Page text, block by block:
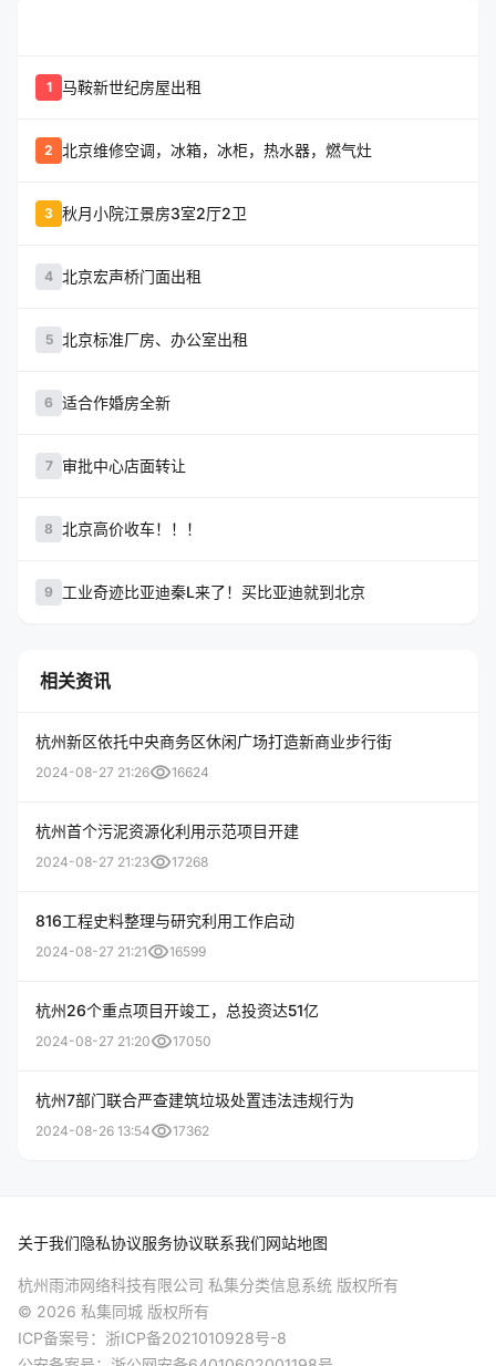
1 马鞍新世纪房屋出租
2 北京维修空调，冰箱，冰柜，热水器，燃气灶
3 秋月小院江景房3室2厅2卫
4 北京宏声桥门面出租
5 北京标准厂房、办公室出租
6 适合作婚房全新
7 审批中心店面转让
8 北京高价收车！！！
9 工业奇迹比亚迪秦L来了！买比亚迪就到北京
相关资讯
杭州新区依托中央商务区休闲广场打造新商业步行街
2024-08-27 21:26visibility16624
杭州首个污泥资源化利用示范项目开建
2024-08-27 21:23visibility17268
816工程史料整理与研究利用工作启动
2024-08-27 21:21visibility16599
杭州26个重点项目开竣工，总投资达51亿
2024-08-27 21:20visibility17050
杭州7部门联合严查建筑垃圾处置违法违规行为
2024-08-26 13:54visibility17362
关于我们隐私协议服务协议联系我们网站地图
杭州雨沛网络科技有限公司 私集分类信息系统 版权所有
© 2026 私集同城 版权所有
ICP备案号： 浙ICP备2021010928号-8